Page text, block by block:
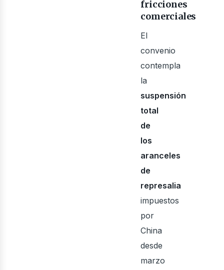
fricciones
comerciales
El
convenio
contempla
la
suspensión
total
de
los
aranceles
de
represalia
impuestos
por
China
desde
marzo